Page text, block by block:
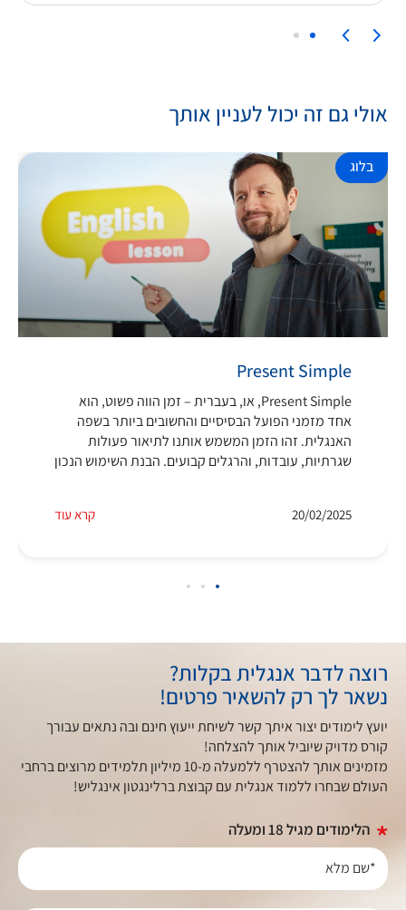
אולי גם זה יכול לעניין אותך
בלוג
Present Simple
Present Simple, או, בעברית – זמן הווה פשוט, הוא
אחד מזמני הפועל הבסיסיים והחשובים ביותר בשפה
האנגלית. זהו הזמן המשמש אותנו לתיאור פעולות
שגרתיות, עובדות, והרגלים קבועים. הבנת השימוש הנכון
קרא עוד 20/02/2025
רוצה לדבר אנגלית בקלות?
נשאר לך רק להשאיר פרטים!
יועץ לימודים יצור איתך קשר לשיחת ייעוץ חינם ובה נתאים עבורך
קורס מדויק שיוביל אותך להצלחה!
מזמינים אותך להצטרף ללמעלה מ-10 מיליון תלמידים מרוצים ברחבי
העולם שבחרו ללמוד אנגלית עם קבוצת ברלינגטון אינגליש!
הלימודים מגיל 18 ומעלה
*שם מלא